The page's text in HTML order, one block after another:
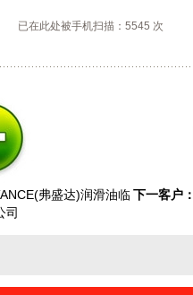
已在此处被手机扫描：5545 次
弗盛达)润滑油临
司
下一客户：